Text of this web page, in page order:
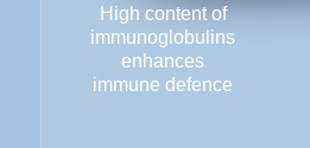
High content of
immunoglobulins
enhances
immune defence